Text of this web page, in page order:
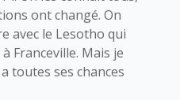
ont changé. On
avec le Lesotho qui
Franceville. Mais je
toutes ses chances